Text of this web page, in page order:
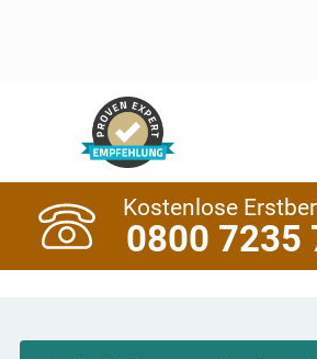
Kostenlose
0800 7235